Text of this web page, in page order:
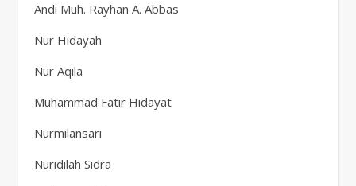
Andi Muh. Rayhan A. Abbas
Nur Hidayah
Nur Aqila
Muhammad Fatir Hidayat
Nurmilansari
Nuridilah Sidra